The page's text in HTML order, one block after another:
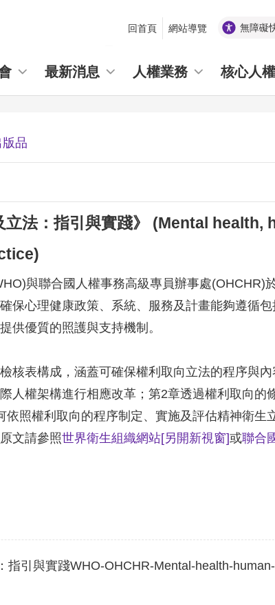
回首頁 網站導覽 無障礙
最新消息 人權業務 核心人
版品
立法：指引與實踐》 (Mental
與聯合國人權事務高級專員辦事處(OHCHR)
保心理健康政策、系統、服務及計畫能夠遵循
供優質的照護與支持機制。
核表構成，涵蓋可確保權利取向立法的程序與
人權架構進行相應改革；第2章透過權利取向的
依照權利取向的程序制定、實施及評估精神衛
文請參照世界衛生組織網站[另開新視窗]或聯合
指引與實踐WHO-OHCHR-Mental-health-